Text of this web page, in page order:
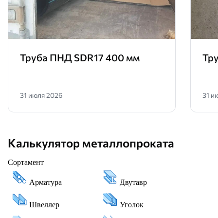
Труба ПНД SDR17 400 мм
31 июля 2026 31
Калькулятор металлопроката